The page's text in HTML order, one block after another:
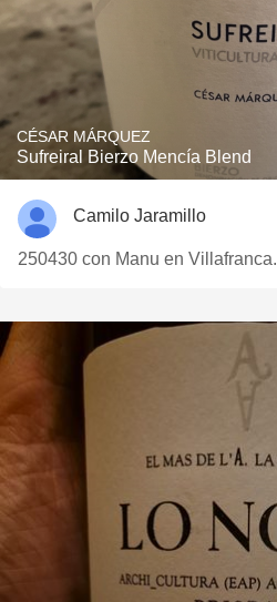
CÉSAR MÁRQUEZ
Sufreiral Bierzo Mencía Blend
Camilo Jaramillo
250430 con Manu en Villafranca.